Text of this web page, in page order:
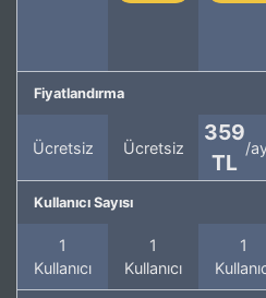
Fiyatlandırma
Ücretsiz Ücretsiz
359
TL
/
Kullanıcı Sayısı
1
Kullanıcı
1
Kullanıcı
1